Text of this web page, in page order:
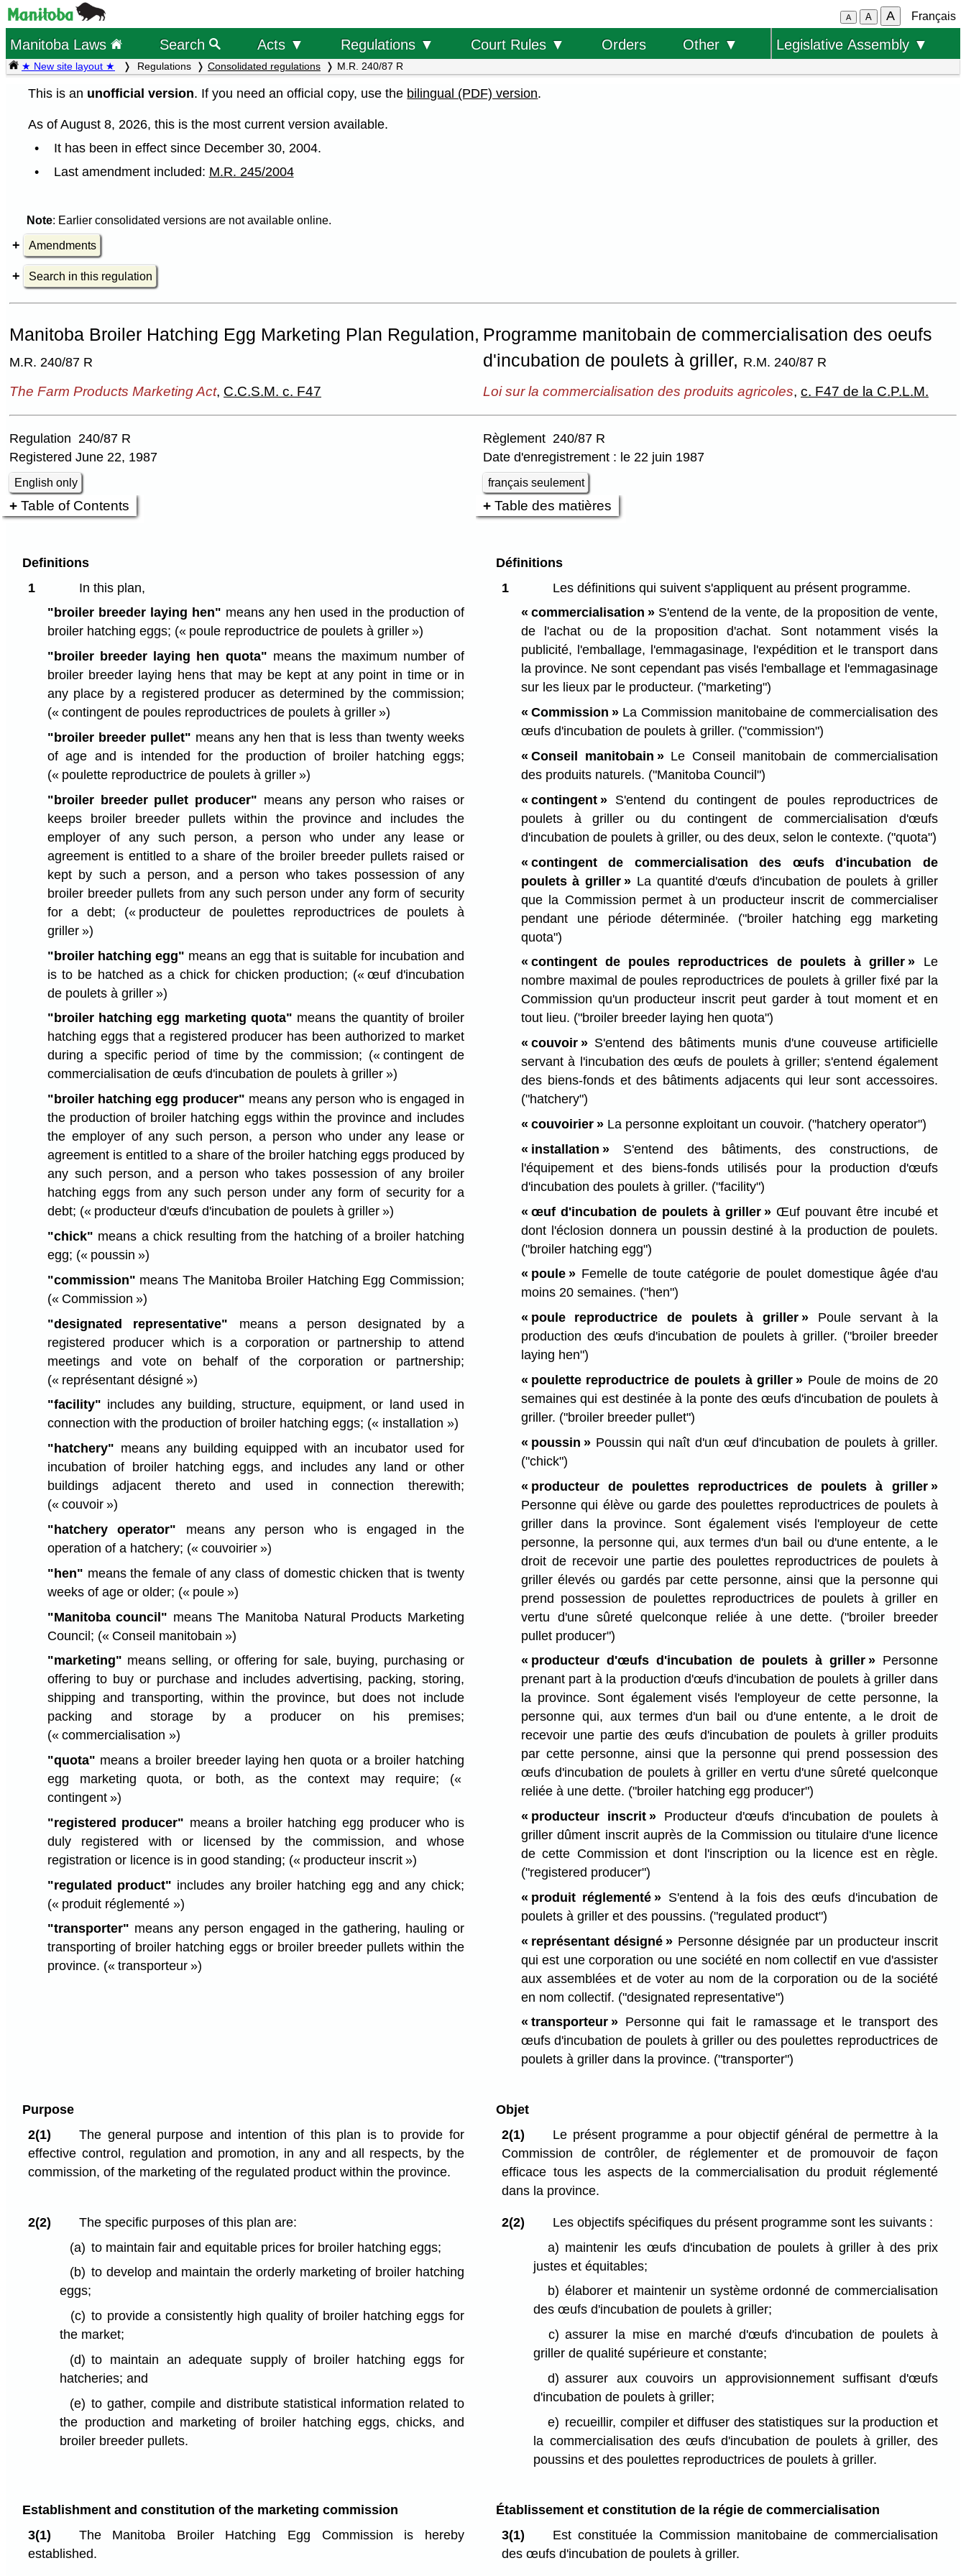
A A A Français
Manitoba Laws Search Acts ▼ Regulations ▼ Court Rules ▼ Orders Other ▼ Legislative Assembly ▼
★ New site layout ★ Regulations Consolidated regulations M.R. 240/87 R
This is an unofficial version. If you need an official copy, use the bilingual (PDF) version.
As of August 8, 2026, this is the most current version available.
It has been in effect since December 30, 2004.
Last amendment included: M.R. 245/2004
Note: Earlier consolidated versions are not available online.
Amendments
Search in this regulation
Manitoba Broiler Hatching Egg Marketing Plan Regulation,
M.R. 240/87 R
Programme manitobain de commercialisation des oeufs
d'incubation de poulets à griller, R.M. 240/87 R
The Farm Products Marketing Act, C.C.S.M. c. F47 Loi sur la commercialisation des produits agricoles, c. F47 de la C.P.L.M.
Regulation 240/87 R
Registered June 22, 1987
English only
Règlement 240/87 R
Date d'enregistrement : le 22 juin 1987
français seulement
Table of Contents Table des matières
Definitions
1
In this plan,
"broiler breeder laying hen" means any hen used in the production of
broiler hatching eggs; (« poule reproductrice de poulets à griller »)
"broiler breeder laying hen quota" means the maximum number of
broiler breeder laying hens that may be kept at any point in time or in
any place by a registered producer as determined by the commission;
(« contingent de poules reproductrices de poulets à griller »)
"broiler breeder pullet" means any hen that is less than twenty weeks
of age and is intended for the production of broiler hatching eggs;
(« poulette reproductrice de poulets à griller »)
"broiler breeder pullet producer" means any person who raises or
keeps broiler breeder pullets within the province and includes the
employer of any such person, a person who under any lease or
agreement is entitled to a share of the broiler breeder pullets raised or
kept by such a person, and a person who takes possession of any
broiler breeder pullets from any such person under any form of security
for a debt; (« producteur de poulettes reproductrices de poulets à
griller »)
"broiler hatching egg" means an egg that is suitable for incubation and
is to be hatched as a chick for chicken production; (« œuf d'incubation
de poulets à griller »)
"broiler hatching egg marketing quota" means the quantity of broiler
hatching eggs that a registered producer has been authorized to market
during a specific period of time by the commission; (« contingent de
commercialisation de œufs d'incubation de poulets à griller »)
"broiler hatching egg producer" means any person who is engaged in
the production of broiler hatching eggs within the province and includes
the employer of any such person, a person who under any lease or
agreement is entitled to a share of the broiler hatching eggs produced by
any such person, and a person who takes possession of any broiler
hatching eggs from any such person under any form of security for a
debt; (« producteur d'œufs d'incubation de poulets à griller »)
"chick" means a chick resulting from the hatching of a broiler hatching
egg; (« poussin »)
"commission" means The Manitoba Broiler Hatching Egg Commission;
(« Commission »)
"designated representative" means a person designated by a
registered producer which is a corporation or partnership to attend
meetings and vote on behalf of the corporation or partnership;
(« représentant désigné »)
"facility" includes any building, structure, equipment, or land used in
connection with the production of broiler hatching eggs; (« installation »)
"hatchery" means any building equipped with an incubator used for
incubation of broiler hatching eggs, and includes any land or other
buildings adjacent thereto and used in connection therewith;
(« couvoir »)
"hatchery operator" means any person who is engaged in the
operation of a hatchery; (« couvoirier »)
"hen" means the female of any class of domestic chicken that is twenty
weeks of age or older; (« poule »)
"Manitoba council" means The Manitoba Natural Products Marketing
Council; (« Conseil manitobain »)
"marketing" means selling, or offering for sale, buying, purchasing or
offering to buy or purchase and includes advertising, packing, storing,
shipping and transporting, within the province, but does not include
packing and storage by a producer on his premises;
(« commercialisation »)
"quota" means a broiler breeder laying hen quota or a broiler hatching
egg marketing quota, or both, as the context may require; («
contingent »)
"registered producer" means a broiler hatching egg producer who is
duly registered with or licensed by the commission, and whose
registration or licence is in good standing; (« producteur inscrit »)
"regulated product" includes any broiler hatching egg and any chick;
(« produit réglementé »)
"transporter" means any person engaged in the gathering, hauling or
transporting of broiler hatching eggs or broiler breeder pullets within the
province. (« transporteur »)
Définitions
1
Les définitions qui suivent s'appliquent au présent programme.
« commercialisation »S'entend de la vente, de la proposition de vente,
de l'achat ou de la proposition d'achat. Sont notamment visés la
publicité, l'emballage, l'emmagasinage, l'expédition et le transport dans
la province. Ne sont cependant pas visés l'emballage et l'emmagasinage
sur les lieux par le producteur. ("marketing")
« Commission »La Commission manitobaine de commercialisation des
œufs d'incubation de poulets à griller. ("commission")
« Conseil manitobain »Le Conseil manitobain de commercialisation
des produits naturels. ("Manitoba Council")
« contingent »S'entend du contingent de poules reproductrices de
poulets à griller ou du contingent de commercialisation d'œufs
d'incubation de poulets à griller, ou des deux, selon le contexte. ("quota")
« contingent de commercialisation des œufs d'incubation de
poulets à griller » La quantité d'œufs d'incubation de poulets à griller
que la Commission permet à un producteur inscrit de commercialiser
pendant une période déterminée. ("broiler hatching egg marketing
quota")
« contingent de poules reproductrices de poulets à griller » Le
nombre maximal de poules reproductrices de poulets à griller fixé par la
Commission qu'un producteur inscrit peut garder à tout moment et en
tout lieu. ("broiler breeder laying hen quota")
« couvoir »S'entend des bâtiments munis d'une couveuse artificielle
servant à l'incubation des œufs de poulets à griller; s'entend également
des biens-fonds et des bâtiments adjacents qui leur sont accessoires.
("hatchery")
« couvoirier »La personne exploitant un couvoir. ("hatchery operator")
« installation »S'entend des bâtiments, des constructions, de
l'équipement et des biens-fonds utilisés pour la production d'œufs
d'incubation des poulets à griller. ("facility")
« œuf d'incubation de poulets à griller » Œuf pouvant être incubé et
dont l'éclosion donnera un poussin destiné à la production de poulets.
("broiler hatching egg")
« poule »Femelle de toute catégorie de poulet domestique âgée d'au
moins 20 semaines. ("hen")
« poule reproductrice de poulets à griller » Poule servant à la
production des œufs d'incubation de poulets à griller. ("broiler breeder
laying hen")
« poulette reproductrice de poulets à griller » Poule de moins de 20
semaines qui est destinée à la ponte des œufs d'incubation de poulets à
griller. ("broiler breeder pullet")
« poussin »Poussin qui naît d'un œuf d'incubation de poulets à griller.
("chick")
« producteur de poulettes reproductrices de poulets à griller »
Personne qui élève ou garde des poulettes reproductrices de poulets à
griller dans la province. Sont également visés l'employeur de cette
personne, la personne qui, aux termes d'un bail ou d'une entente, a le
droit de recevoir une partie des poulettes reproductrices de poulets à
griller élevés ou gardés par cette personne, ainsi que la personne qui
prend possession de poulettes reproductrices de poulets à griller en
vertu d'une sûreté quelconque reliée à une dette. ("broiler breeder
pullet producer")
« producteur d'œufs d'incubation de poulets à griller »Personne
prenant part à la production d'œufs d'incubation de poulets à griller dans
la province. Sont également visés l'employeur de cette personne, la
personne qui, aux termes d'un bail ou d'une entente, a le droit de
recevoir une partie des œufs d'incubation de poulets à griller produits
par cette personne, ainsi que la personne qui prend possession des
œufs d'incubation de poulets à griller en vertu d'une sûreté quelconque
reliée à une dette. ("broiler hatching egg producer")
« producteur inscrit »Producteur d'œufs d'incubation de poulets à
griller dûment inscrit auprès de la Commission ou titulaire d'une licence
de cette Commission et dont l'inscription ou la licence est en règle.
("registered producer")
« produit réglementé » S'entend à la fois des œufs d'incubation de
poulets à griller et des poussins. ("regulated product")
« représentant désigné » Personne désignée par un producteur inscrit
qui est une corporation ou une société en nom collectif en vue d'assister
aux assemblées et de voter au nom de la corporation ou de la société
en nom collectif. ("designated representative")
« transporteur »Personne qui fait le ramassage et le transport des
œufs d'incubation de poulets à griller ou des poulettes reproductrices de
poulets à griller dans la province. ("transporter")
Purpose
2(1)
The general purpose and intention of this plan is to provide for
effective control, regulation and promotion, in any and all respects, by the
commission, of the marketing of the regulated product within the province.
Objet
2(1)
Le présent programme a pour objectif général de permettre à la
Commission de contrôler, de réglementer et de promouvoir de façon
efficace tous les aspects de la commercialisation du produit réglementé
dans la province.
2(2)
The specific purposes of this plan are:
(a) to maintain fair and equitable prices for broiler hatching eggs;
(b) to develop and maintain the orderly marketing of broiler hatching
eggs;
(c) to provide a consistently high quality of broiler hatching eggs for
the market;
(d) to maintain an adequate supply of broiler hatching eggs for
hatcheries; and
(e) to gather, compile and distribute statistical information related to
the production and marketing of broiler hatching eggs, chicks, and
broiler breeder pullets.
2(2)
Les objectifs spécifiques du présent programme sont les suivants :
a) maintenir les œufs d'incubation de poulets à griller à des prix
justes et équitables;
b) élaborer et maintenir un système ordonné de commercialisation
des œufs d'incubation de poulets à griller;
c) assurer la mise en marché d'œufs d'incubation de poulets à
griller de qualité supérieure et constante;
d) assurer aux couvoirs un approvisionnement suffisant d'œufs
d'incubation de poulets à griller;
e) recueillir, compiler et diffuser des statistiques sur la production et
la commercialisation des œufs d'incubation de poulets à griller, des
poussins et des poulettes reproductrices de poulets à griller.
Establishment and constitution of the marketing commission
3(1)
The Manitoba Broiler Hatching Egg Commission is hereby
established.
Établissement et constitution de la régie de commercialisation
3(1)
Est constituée la Commission manitobaine de commercialisation
des œufs d'incubation de poulets à griller.